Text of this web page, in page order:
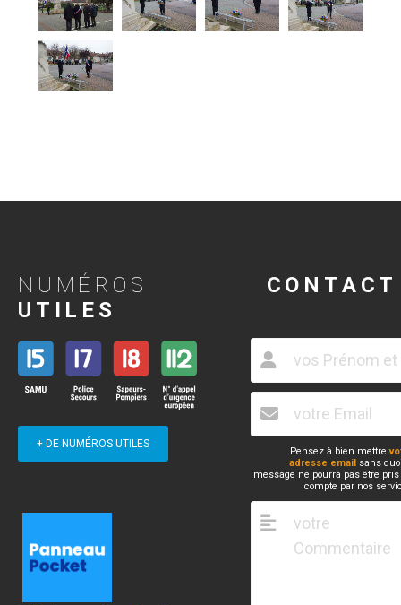
NUMÉROS
UTILES
+ DE NUMÉROS UTILES
CONTACT
Pensez à bien mettre
adresse email sans
message ne pourra pas être
compte par nos